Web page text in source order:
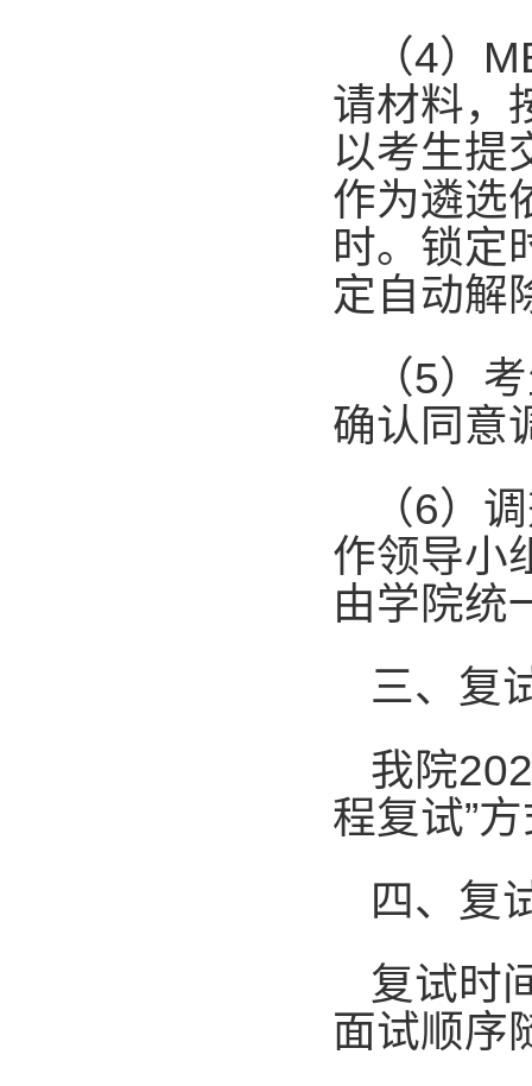
（4）
请材料，
以考生提
作为遴选
时。锁定
定自动解
（5）
确认同意
（6）
作领导小
由学院统
三、复
我院
程复试”
四、复
复试时
面试顺序